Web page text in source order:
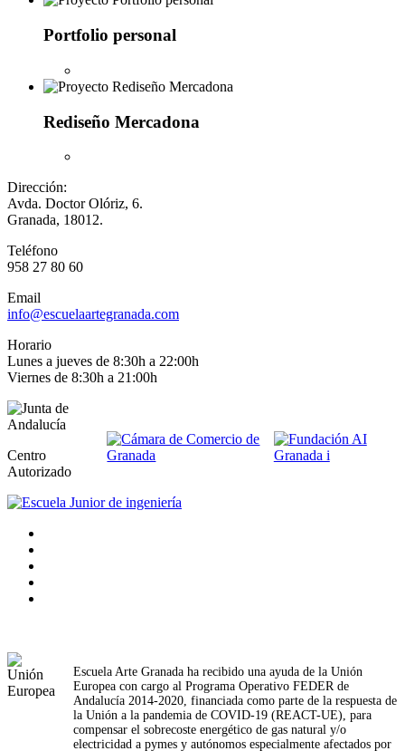
Portfolio personal
Rediseño Mercadona
Dirección:
Avda. Doctor Olóriz, 6.
Granada, 18012.
Teléfono
958 27 80 60
Email
info@escuelaartegranada.com
Horario
Lunes a jueves de 8:30h a 22:00h
Viernes de 8:30h a 21:00h
Centro
Autorizado
Escuela Arte Granada ha recibido una ayuda de la Unión
Europea con cargo al Programa Operativo FEDER de
Andalucía 2014-2020, financiada como parte de la respuesta de
la Unión a la pandemia de COVID-19 (REACT-UE), para
compensar el sobrecoste energético de gas natural y/o
electricidad a pymes y autónomos especialmente afectados por